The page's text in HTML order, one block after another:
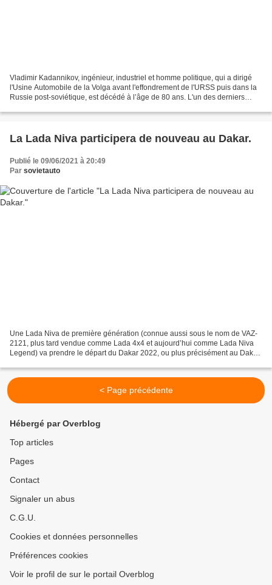
Vladimir Kadannikov, ingénieur, industriel et homme politique, qui a dirigé
l'Usine Automobile de la Volga avant l'effondrement de l'URSS puis dans la
Russie post-soviétique, est décédé à l’âge de 80 ans. L'un des derniers
La Lada Niva participera de nouveau au Dakar.
Publié le 09/06/2021 à 20:49
Par sovietauto
Une Lada Niva de première génération (connue aussi sous le nom de VAZ-
2121, plus tard vendue comme Lada 4x4 et aujourd’hui comme Lada Niva
Legend) va prendre le départ du Dakar 2022, ou plus précisément au Dakar
< Page précédente
Hébergé par Overblog
Top articles
Pages
Contact
Signaler un abus
C.G.U.
Cookies et données personnelles
Préférences cookies
Voir le profil de sur le portail Overblog